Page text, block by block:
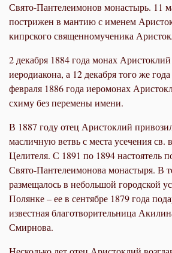
Свято-Пантелеимонов монастырь. 11
пострижен в мантию с именем
кипрского священномученика
2 декабря 1884 года монах
иеродиакона, а 12 декабря того же
февраля 1886 года иеромонах
схиму без перемены имени.
В 1887 году отец Аристоклий
масличную ветвь с места усечения
Целителя. С 1891 по 1894 настоятель
Свято-Пантелеимонова монастыря. В
размещалось в небольшой городской
Полянке – ее в сентябре 1879 года
известная благотворительница
Смирнова.